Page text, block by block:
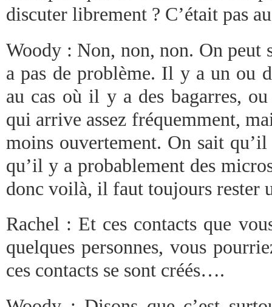
discuter librement ? C’était pas
Woody : Non, non, non. On peut
a pas de problème. Il y a un ou
au cas où il y a des bagarres,
qui arrive assez fréquemment,
moins ouvertement. On sait
qu’il y a probablement des
donc voilà, il faut toujours rester
Rachel : Et ces contacts que
quelques personnes, vous
ces contacts se sont créés….